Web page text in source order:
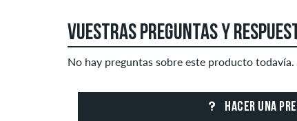
VUESTRAS PREGUNTAS Y
No hay preguntas sobre este producto todavía.
HACER UNA